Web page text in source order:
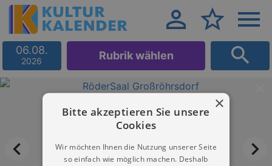
06.08.
2026 Rubrik wählen
×
Bitte akzeptieren Sie unsere
Cookies
Wir möchten Ihnen die Nutzung unserer Seite
so einfach wie möglich machen. Deshalb